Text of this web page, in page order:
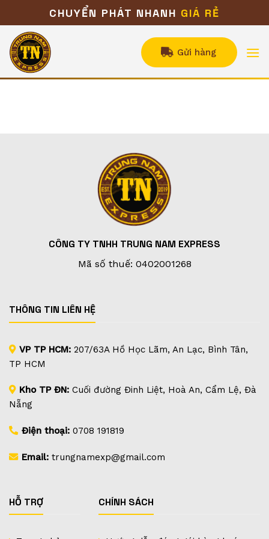
nội
dung
CHUYỂN PHÁT NHANH GIÁ RẺ
Gửi hàng
CÔNG TY TNHH TRUNG NAM EXPRESS
Mã số thuế: 0402001268
THÔNG TIN LIÊN HỆ
VP TP HCM: 207/63A Hồ Học Lãm, An Lạc, Bình Tân,
TP HCM
Kho TP ĐN: Cuối đường Đinh Liệt, Hoà An, Cẩm Lệ, Đà
Nẵng
Điện thoại: 0708 191819
Email: trungnamexp@gmail.com
HỖ TRỢ CHÍNH SÁCH